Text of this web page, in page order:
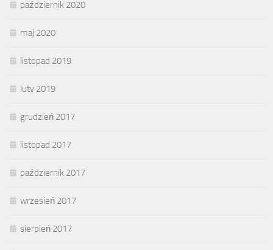
październik 2020
maj 2020
listopad 2019
luty 2019
grudzień 2017
listopad 2017
październik 2017
wrzesień 2017
sierpień 2017